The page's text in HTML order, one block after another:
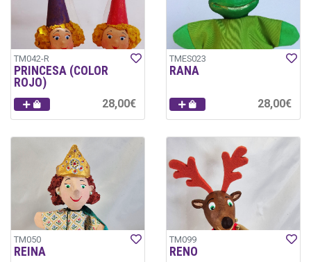
TM042-R
PRINCESA (COLOR
ROJO)
28,00€
TMES023
RANA
28,00€
TM050
REINA
TM099
RENO